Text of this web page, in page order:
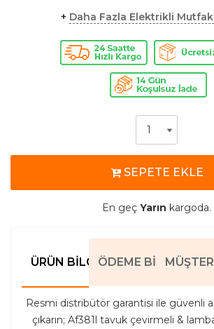
+ Daha Fazla Elektrikli
SEPETE EKLE
En geç Yarın kargoda.
ÜRÜN BILGILERIÖDEME BILGILERI
Resmi distribütör garantisi ile güvenli
çıkarın; Af381l tavuk çevirmeli &